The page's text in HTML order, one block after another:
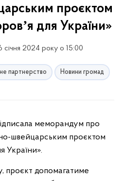
проєктом
для України»
січня 2024 року о 15:00
партнерство Новини громад
швейцарським проєктом
України».
проєкт допомагатиме